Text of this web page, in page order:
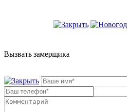
Вызвать замерщика